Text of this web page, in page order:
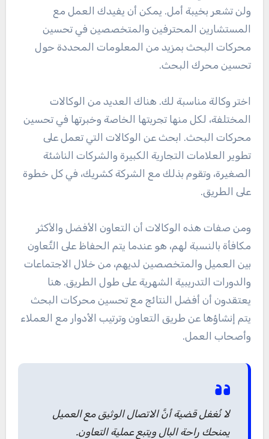
ولن تشعر بخيبة أمل. يمكن أن يفيدك العمل مع
المستشارين المحترفين والمتخصصين في تحسين
محركات البحث بمزيد من المعلومات المحددة حول
تحسين محرك البحث.
اختر وكالة مناسبة لك. هناك العديد من الوكالات
المختلفة، لكل منها تجربتها الخاصة وخبرتها في تحسين
محركات البحث. ابحث عن الوكالات التي تعمل على
تطوير العلامات التجارية الكبيرة والشركات الناشئة
الصغيرة، وتقوم بذلك مع الشركة كشريك، في كل خطوة
على الطريق.
ومن صفات هذه الوكالات أن التعاون الأفضل والأكثر
مكافأة بالنسبة لهم، هو عندما يتم الحفاظ على التَّعاون
بين العميل والمتخصصين لديهم، من خلال الاجتماعات
والدورات التدريبية الشهرية على طول الطريق. هنا
يعتقدون أن أفضل النتائج مع تحسين محركات البحث
يتم إنشاؤها عن طريق التعاون وترتيب الأدوار مع العملاء
وأصحاب العمل.
لا نُغفل قضية أنَّ الاتصال الوثيق مع العميل
يمنحك راحة البال ويتبع عملية التعاون.